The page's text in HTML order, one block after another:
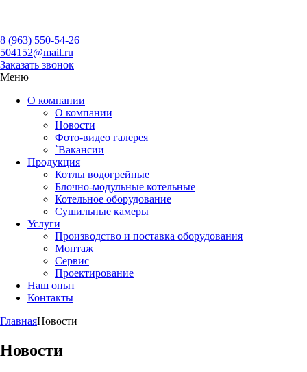
8 (963) 550-54-26
504152@mail.ru
Заказать звонок
Меню
О компании
О компании
Новости
Фото-видео галерея
`Вакансии
Продукция
Котлы водогрейные
Блочно-модульные котельные
Котельное оборудование
Сушильные камеры
Услуги
Производство и поставка оборудования
Монтаж
Сервис
Проектирование
Наш опыт
Контакты
ГлавнаяНовости
Новости